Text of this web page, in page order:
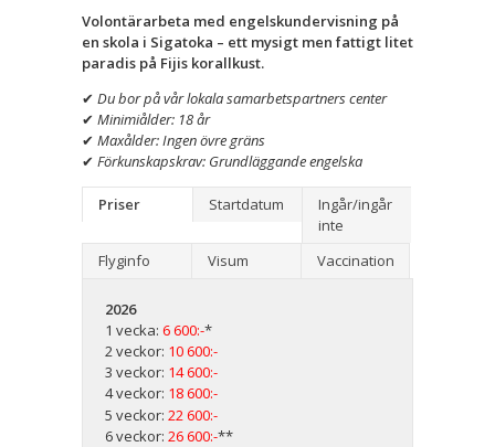
Volontärarbeta med engelskundervisning på
en skola i Sigatoka – ett mysigt men fattigt litet
paradis på Fijis korallkust.
✔ Du bor på vår lokala samarbetspartners center
✔ Minimiålder: 18 år
✔ Maxålder: Ingen övre gräns
✔ Förkunskapskrav: Grundläggande engelska
Priser Startdatum
Ingår/ingår
inte
Flyginfo
Visum Vaccination
2026
1 vecka: 6 600:-*
2 veckor: 10 600:-
3 veckor: 14 600:-
4 veckor: 18 600:-
5 veckor: 22 600:-
6 veckor: 26 600:-**